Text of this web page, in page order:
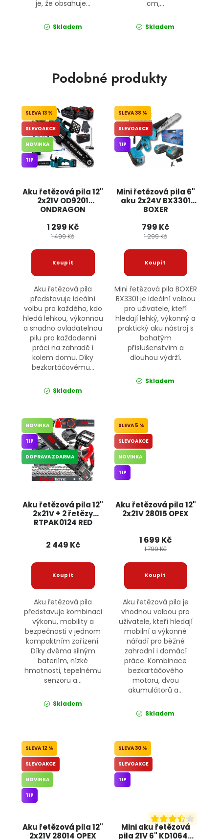
je, že obsahuje...
Skladem
cm,...
Skladem
Podobné produkty
Aku řetězová pila 12"
2x21V OD9201
ONDRAGON
13 %
SLEVOAKCE
NOVINKA
TIP
1 299 Kč
1 499 Kč
Aku řetězová pila
představuje ideální
volbu pro každého, kdo
hledá lehkou, výkonnou
a snadno ovladatelnou
pilu pro každodenní
práci na zahradě i
kolem domu. Díky
bezkartáčovému...
Skladem
Mini řetězová pila 6"
aku 2x24V BX3301
BOXER
38 %
SLEVOAKCE
TIP
799 Kč
1 299 Kč
Mini řetězová pila BOXER
BX3301 je ideální volbou
pro uživatele, kteří
hledají lehký, výkonný a
praktický aku nástroj s
bohatým
příslušenstvím a
dlouhou výdrží.
Skladem
Aku řetězová pila 12"
2x21V + 2 řetězy
RTPAK0124 RED
NOVINKA
TIP
DOPRAVA ZDARMA
2 449 Kč
Aku řetězová pila
představuje kombinaci
výkonu, mobility a
bezpečnosti v jednom
kompaktním zařízení.
Díky dvěma silným
bateriím, nízké
hmotnosti, tepelnému
senzoru a...
Skladem
Aku řetězová pila 12"
2x21V 28015 OPEX
5 %
SLEVOAKCE
NOVINKA
TIP
1 699 Kč
1 799 Kč
Aku řetězová pila je
vhodnou volbou pro
uživatele, kteří hledají
mobilní a výkonné
nářadí pro běžné
zahradní i domácí
práce. Kombinace
bezkartáčového
motoru, dvou
akumulátorů a...
Skladem
Aku řetězová pila 12"
2x21V 28014 OPEX
12 %
SLEVOAKCE
NOVINKA
TIP
Mini aku řetězová
pila 21V 6" KD10646
30 %
SLEVOAKCE
TIP